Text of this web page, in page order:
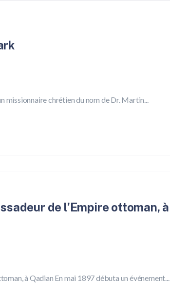
chrétien du nom de Dr. Martin...
de l’Empire ottoman, à
à Qadian En mai 1897 débuta un événement...